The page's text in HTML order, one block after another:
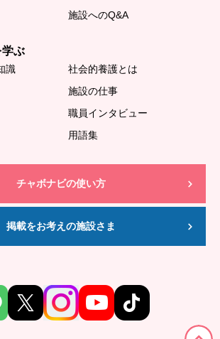
施設へのQ&A
ぶ
識
社会的養護とは
施設の仕事
職員インタビュー
用語集
チャボナビの使い方
掲載をお考えの施設さま